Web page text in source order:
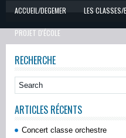
ACCUEIL/DEGEMER LES CLASSES/
PROJET D'ÉCOLE
RECHERCHE
ARTICLES RÉCENTS
Concert classe orchestre